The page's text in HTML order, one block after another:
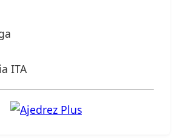
ITA